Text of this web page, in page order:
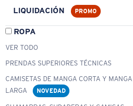
LIQUIDACIÓN PROMO
ROPA
VER TODO
PRENDAS SUPERIORES TÉCNICAS
CAMISETAS DE MANGA CORTA Y MANGA
LARGA
NOVEDAD